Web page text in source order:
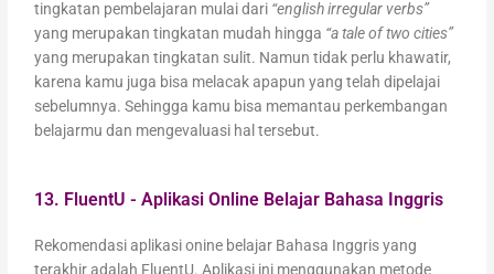
tingkatan pembelajaran mulai dari “english irregular verbs”
yang merupakan tingkatan mudah hingga “a tale of two cities”
yang merupakan tingkatan sulit. Namun tidak perlu khawatir,
karena kamu juga bisa melacak apapun yang telah dipelajai
sebelumnya. Sehingga kamu bisa memantau perkembangan
belajarmu dan mengevaluasi hal tersebut.
13. FluentU - Aplikasi Online Belajar Bahasa Inggris
Rekomendasi aplikasi onine belajar Bahasa Inggris yang
terakhir adalah FluentU. Aplikasi ini menggunakan metode